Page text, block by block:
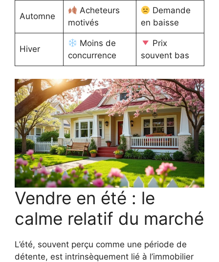
Automne
Acheteurs
motivés
Demande
en baisse
Hiver
Moins de
concurrence
Prix
souvent bas
Vendre en été : le
calme relatif du marché
L’été, souvent perçu comme une période de
détente, est intrinsèquement lié à l’immobilier